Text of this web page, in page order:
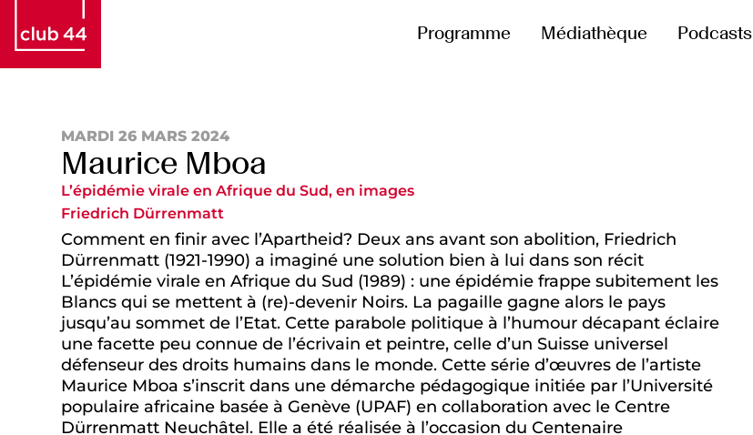
Programme Médiathèque Podcasts
MARDI 26 MARS 2024
Maurice Mboa
L’épidémie virale en Afrique du Sud, en images
Friedrich Dürrenmatt
Comment en finir avec l’Apartheid? Deux ans avant son abolition, Friedrich
Dürrenmatt (1921-1990) a imaginé une solution bien à lui dans son récit
L’épidémie virale en Afrique du Sud (1989) : une épidémie frappe subitement les
Blancs qui se mettent à (re)-devenir Noirs. La pagaille gagne alors le pays
jusqu’au sommet de l’Etat. Cette parabole politique à l’humour décapant éclaire
une facette peu connue de l’écrivain et peintre, celle d’un Suisse universel
défenseur des droits humains dans le monde. Cette série d’œuvres de l’artiste
Maurice Mboa s’inscrit dans une démarche pédagogique initiée par l’Université
populaire africaine basée à Genève (UPAF) en collaboration avec le Centre
Dürrenmatt Neuchâtel. Elle a été réalisée à l’occasion du Centenaire